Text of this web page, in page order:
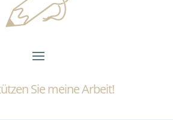
Sie meine Arbeit!